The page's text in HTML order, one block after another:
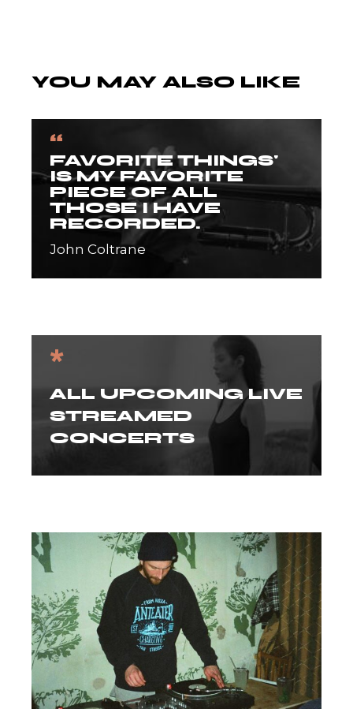
YOU MAY ALSO LIKE
“
FAVORITE THINGS'
IS MY FAVORITE
PIECE OF ALL
THOSE I HAVE
RECORDED.
John Coltrane
*
ALL UPCOMING LIVE
STREAMED
CONCERTS